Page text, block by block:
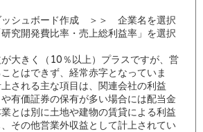
シュボード作成 ＞＞ 企業名を選択
究開発費比率・売上総利益率」を選択
大きく（10％以上）プラスですが、営
とはできず、経常赤字となっていま
される主な項目は、関連会社の利益
や有価証券の保有が多い場合には配当金
とは別に土地や建物の賃貸による利益
その他営業外収益として計上されてい